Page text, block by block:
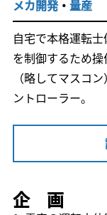
メカ開発・ 量産
自宅で本格運転
を制御するため
（略してマスコ
ントローラー。
企 画